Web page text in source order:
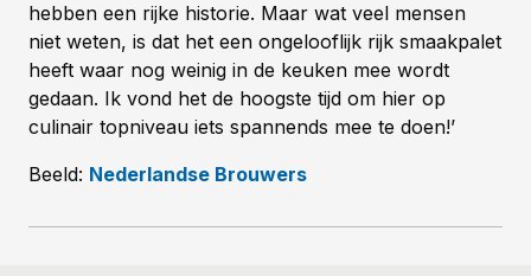
hebben een rijke historie. Maar wat veel mensen
niet weten, is dat het een ongelooflijk rijk smaakpalet
heeft waar nog weinig in de keuken mee wordt
gedaan. Ik vond het de hoogste tijd om hier op
culinair topniveau iets spannends mee te doen!’
Beeld: Nederlandse Brouwers